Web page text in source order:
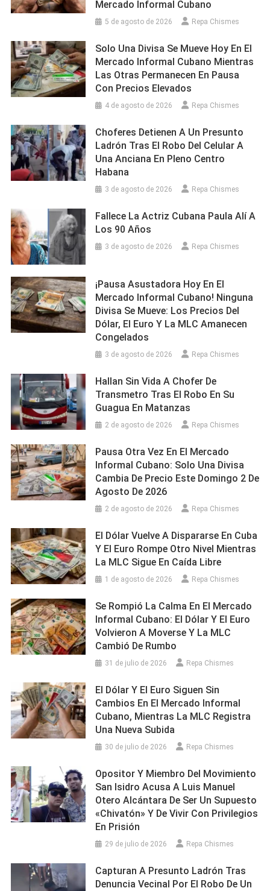
Mercado Informal Cubano
5 de agosto de 2026 Repa Chismes
Solo Una Divisa Se Mueve Hoy En El
Mercado Informal Cubano Mientras
Las Otras Permanecen En Pausa
Con Precios Elevados
4 de agosto de 2026 Repa Chismes
Choferes Detienen A Un Presunto
Ladrón Tras El Robo Del Celular A
Una Anciana En Pleno Centro
Habana
3 de agosto de 2026 Repa Chismes
Fallece La Actriz Cubana Paula Alí A
Los 90 Años
3 de agosto de 2026 Repa Chismes
¡Pausa Asustadora Hoy En El
Mercado Informal Cubano! Ninguna
Divisa Se Mueve: Los Precios Del
Dólar, El Euro Y La MLC Amanecen
Congelados
3 de agosto de 2026 Repa Chismes
Hallan Sin Vida A Chofer De
Transmetro Tras El Robo En Su
Guagua En Matanzas
2 de agosto de 2026 Repa Chismes
Pausa Otra Vez En El Mercado
Informal Cubano: Solo Una Divisa
Cambia De Precio Este Domingo 2 De
Agosto De 2026
2 de agosto de 2026 Repa Chismes
El Dólar Vuelve A Dispararse En Cuba
Y El Euro Rompe Otro Nivel Mientras
La MLC Sigue En Caída Libre
1 de agosto de 2026 Repa Chismes
Se Rompió La Calma En El Mercado
Informal Cubano: El Dólar Y El Euro
Volvieron A Moverse Y La MLC
Cambió De Rumbo
31 de julio de 2026 Repa Chismes
El Dólar Y El Euro Siguen Sin
Cambios En El Mercado Informal
Cubano, Mientras La MLC Registra
Una Nueva Subida
30 de julio de 2026 Repa Chismes
Opositor Y Miembro Del Movimiento
San Isidro Acusa A Luis Manuel
Otero Alcántara De Ser Un Supuesto
«chivatón» Y De Vivir Con Privilegios
En Prisión
29 de julio de 2026 Repa Chismes
Capturan A Presunto Ladrón Tras
Denuncia Vecinal Por El Robo De Un